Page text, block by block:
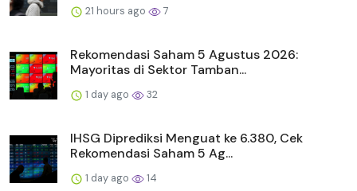
21 hours ago 7
Rekomendasi Saham 5 Agustus 2026:
Mayoritas di Sektor Tamban...
1 day ago 32
IHSG Diprediksi Menguat ke 6.380, Cek
Rekomendasi Saham 5 Ag...
1 day ago 14